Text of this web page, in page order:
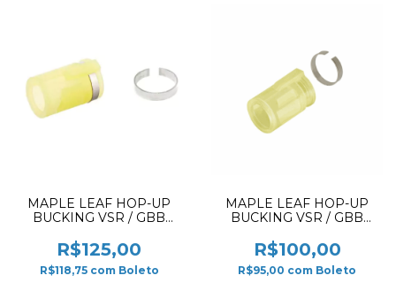
MAPLE LEAF HOP-UP
BUCKING VSR / GBB
AIR SEAL SILICONE 60º
R$125,00
R$118,75 com Boleto
MAPLE LEAF HOP-UP
BUCKING VSR / GBB
DESEPTICONS 60º
R$100,00
R$95,00 com Boleto